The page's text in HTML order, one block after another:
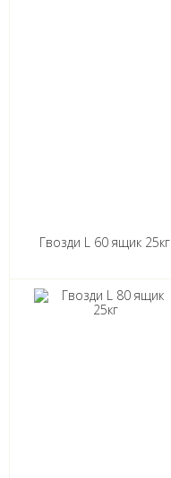
Гвозди L 60 ящик 25кг